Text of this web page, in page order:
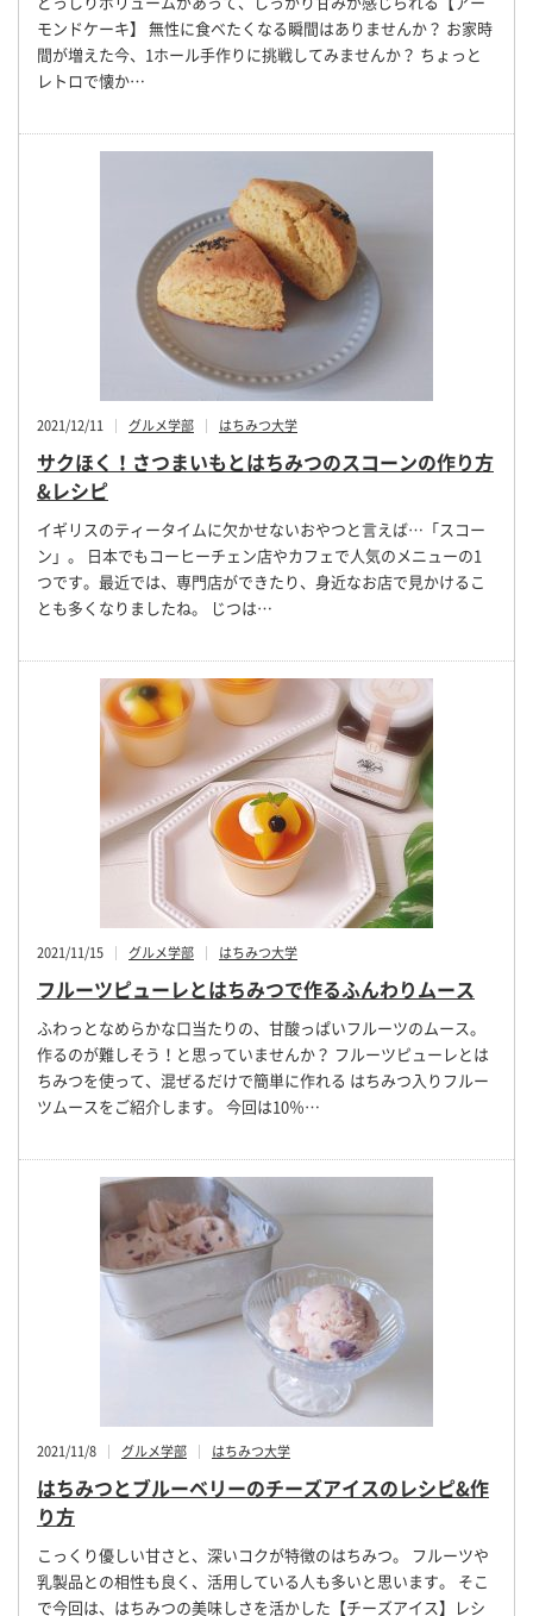
モンドケーキ】 無性に食べたくなる瞬間はありませんか？ お家時
間が増えた今、1ホール手作りに挑戦してみませんか？ ちょっと
レトロで懐か…
2021/12/11 グルメ学部 はちみつ大学
サクほく！さつまいもとはちみつのスコーンの作り方
&レシピ
イギリスのティータイムに欠かせないおやつと言えば…「スコー
ン」。 日本でもコーヒーチェン店やカフェで人気のメニューの1
つです。最近では、専門店ができたり、身近なお店で見かけるこ
とも多くなりましたね。 じつは…
2021/11/15 グルメ学部 はちみつ大学
フルーツピューレとはちみつで作るふんわりムース
ふわっとなめらかな口当たりの、甘酸っぱいフルーツのムース。
作るのが難しそう！と思っていませんか？ フルーツピューレとは
ちみつを使って、混ぜるだけで簡単に作れる はちみつ入りフルー
ツムースをご紹介します。 今回は10％…
2021/11/8 グルメ学部 はちみつ大学
はちみつとブルーベリーのチーズアイスのレシピ&作
り方
こっくり優しい甘さと、深いコクが特徴のはちみつ。 フルーツや
乳製品との相性も良く、活用している人も多いと思います。 そこ
で今回は、はちみつの美味しさを活かした【チーズアイス】レシ